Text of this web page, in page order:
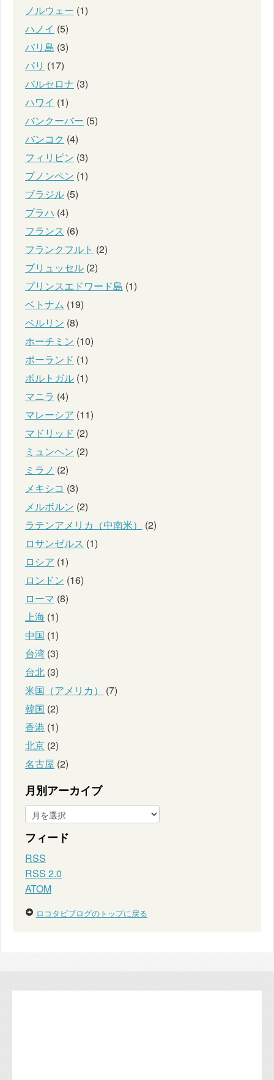
ノルウェー (1)
ハノイ (5)
バリ島 (3)
パリ (17)
バルセロナ (3)
ハワイ (1)
バンクーバー (5)
バンコク (4)
フィリピン (3)
プノンペン (1)
ブラジル (5)
プラハ (4)
フランス (6)
フランクフルト (2)
ブリュッセル (2)
プリンスエドワード島 (1)
ベトナム (19)
ベルリン (8)
ホーチミン (10)
ポーランド (1)
ポルトガル (1)
マニラ (4)
マレーシア (11)
マドリッド (2)
ミュンヘン (2)
ミラノ (2)
メキシコ (3)
メルボルン (2)
ラテンアメリカ（中南米）
(2)
ロサンゼルス (1)
ロシア (1)
ロンドン (16)
ローマ (8)
上海 (1)
中国 (1)
台湾 (3)
台北 (3)
米国（アメリカ）
(7)
韓国 (2)
香港 (1)
北京 (2)
名古屋 (2)
月別アーカイブ
フィード
RSS
RSS 2.0
ATOM
ロコタビブログのトップに戻る